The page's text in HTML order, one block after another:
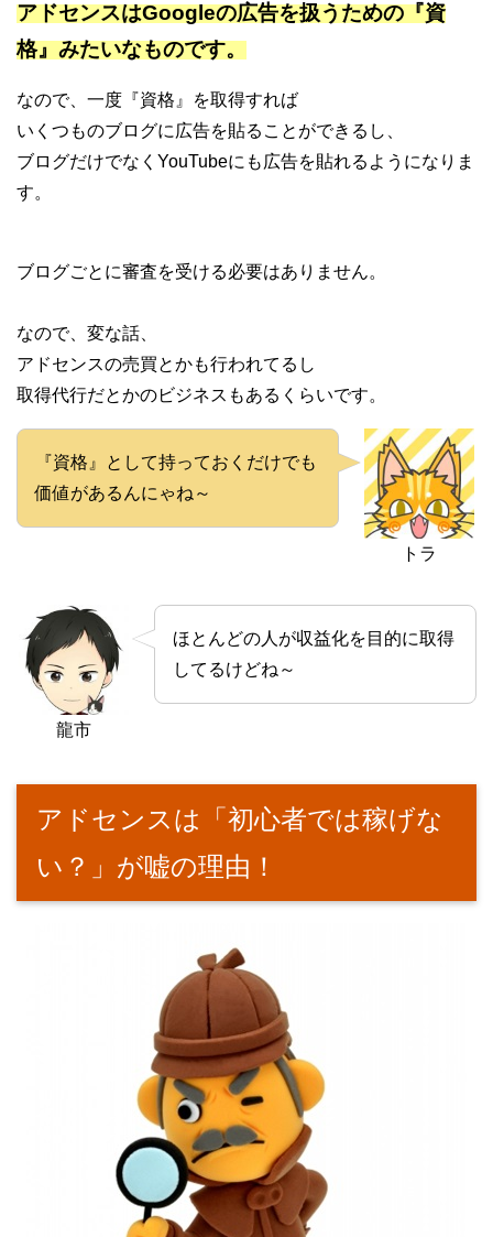
アドセンスはGoogleの広告を扱うための『資
格』みたいなものです。
なので、一度『資格』を取得すれば
いくつものブログに広告を貼ることができるし、
ブログだけでなくYouTubeにも広告を貼れるようになりま
す。
ブログごとに審査を受ける必要はありません。
なので、変な話、
アドセンスの売買とかも行われてるし
取得代行だとかのビジネスもあるくらいです。
トラ
『資格』として持っておくだけでも
価値があるんにゃね～
龍市
ほとんどの人が収益化を目的に取得
してるけどね～
アドセンスは「初心者では稼げな
い？」が嘘の理由！